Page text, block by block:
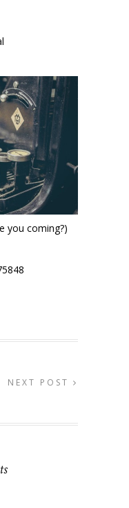
you coming?)
NEXT POST